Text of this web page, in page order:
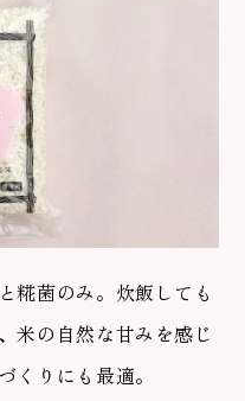
糀菌のみ。炊飯しても
米の自然な甘みを感じ
くりにも最適。